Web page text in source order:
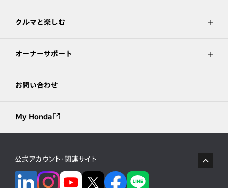
クルマと楽しむ
オーナーサポート
お問い合わせ
My Honda
公式アカウント・関連サイト